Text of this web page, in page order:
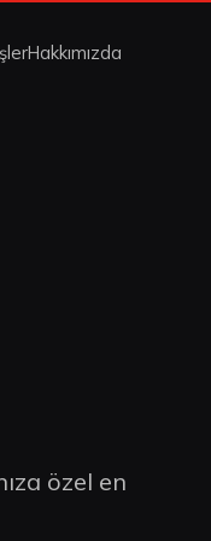
Hakkımızda
özel en